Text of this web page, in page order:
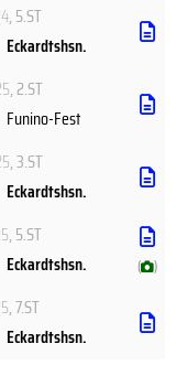
, 5.ST
Eckardtshsn.
, 2.ST
Funino-Fest
, 3.ST
Eckardtshsn.
, 5.ST
Eckardtshsn. ( )
, 7.ST
Eckardtshsn.